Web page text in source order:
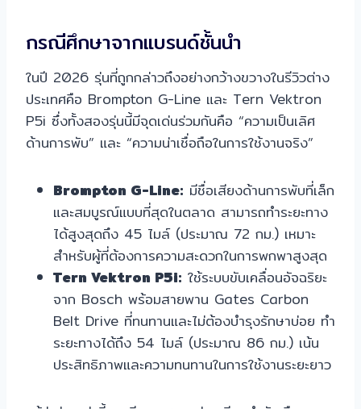
กรณีศึกษาจากแบรนด์ชั้นนำ
ในปี 2026 รุ่นที่ถูกกล่าวถึงอย่างกว้างขวางในรีวิวต่าง
ประเทศคือ Brompton G-Line และ Tern Vektron
P5i ซึ่งทั้งสองรุ่นนี้มีจุดเด่นร่วมกันคือ “ความเป็นเลิศ
ด้านการพับ” และ “ความน่าเชื่อถือในการใช้งานจริง”
Brompton G-Line: มีชื่อเสียงด้านการพับที่เล็ก
และสมบูรณ์แบบที่สุดในตลาด สามารถทำระยะทาง
ได้สูงสุดถึง 45 ไมล์ (ประมาณ 72 กม.) เหมาะ
สำหรับผู้ที่ต้องการความสะดวกในการพกพาสูงสุด
Tern Vektron P5i: ใช้ระบบขับเคลื่อนอัจฉริยะ
จาก Bosch พร้อมสายพาน Gates Carbon
Belt Drive ที่ทนทานและไม่ต้องบำรุงรักษาบ่อย ทำ
ระยะทางได้ถึง 54 ไมล์ (ประมาณ 86 กม.) เน้น
ประสิทธิภาพและความทนทานในการใช้งานระยะยาว